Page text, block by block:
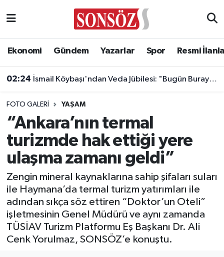
Ekonomi Gündem Yazarlar Spor Resmi
02:24 İsmail Köybaşı'ndan Veda Jübilesi: "Bugün Buraya Kalbimi Gömdüm"
FOTO GALERI YAŞAM
“Ankara’nın termal
turizmde hak ettiği yere
ulaşma zamanı geldi”
Zengin mineral kaynaklarına sahip şifaları suları
ile Haymana’da termal turizm yatırımları ile
adından sıkça söz ettiren “Doktor’un Oteli”
işletmesinin Genel Müdürü ve aynı zamanda
TÜSİAV Turizm Platformu Eş Başkanı Dr. Ali
Cenk Yorulmaz, SONSÖZ’e konuştu.
Asayiş
Biyografi
Çevre
Diğer
Dünya
Eğitim
Ekonomi
Ankara Nöbetçi Eczaneler
Ankara Trafik Yoğunluk Haritası
Süper Lig Puan Durumu ve Fikstür
Tüm Manşetler
Son Dakika Haberleri
Haber Arşivi